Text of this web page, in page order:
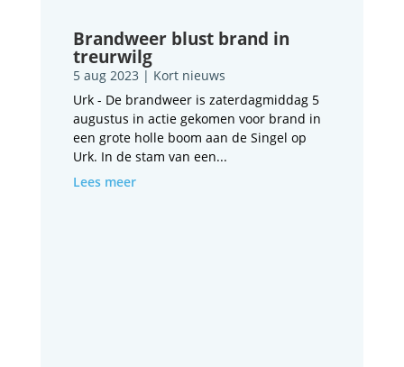
Brandweer blust brand in
treurwilg
5 aug 2023 | Kort nieuws
Urk - De brandweer is zaterdagmiddag 5
augustus in actie gekomen voor brand in
een grote holle boom aan de Singel op
Urk. In de stam van een...
Lees meer